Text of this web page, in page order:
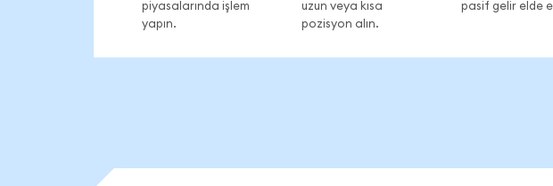
piyasalarında işlem
yapın.
uzun veya kısa
pozisyon alın.
pasif gelir elde